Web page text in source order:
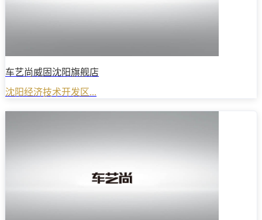
车艺尚威固沈阳旗舰店
沈阳经济技术开发区...